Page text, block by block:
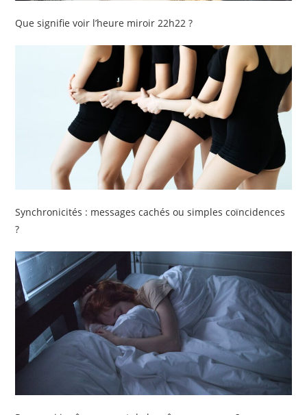
Que signifie voir l’heure miroir 22h22 ?
Synchronicités : messages cachés ou simples coïncidences
?